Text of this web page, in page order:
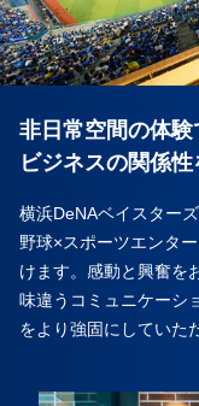
非日常空間の体験
ビジネスの関係
横浜DeNAベイスター
野球×スポーツエンタ
けます。感動と興奮を
味違うコミュニケーシ
をより強固にしていた